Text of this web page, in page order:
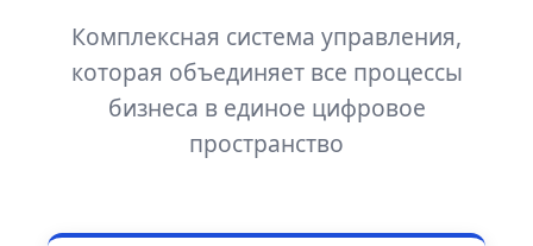
Комплексная система управления,
которая объединяет все процессы
бизнеса в единое цифровое
пространство